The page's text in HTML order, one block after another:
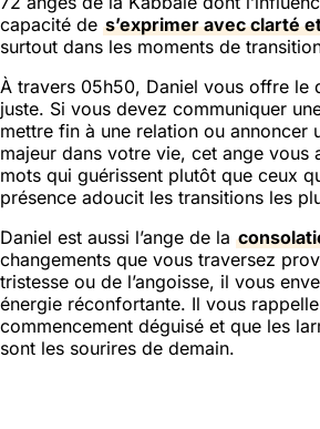
capacité de s’exprimer avec clarté
surtout dans les moments de
À travers 05h50, Daniel vous offre le
juste. Si vous devez communiquer
mettre fin à une relation ou annoncer
majeur dans votre vie, cet ange vous
mots qui guérissent plutôt que ceux
présence adoucit les transitions les
Daniel est aussi l’ange de la
changements que vous traversez
tristesse ou de l’angoisse, il vous
énergie réconfortante. Il vous
commencement déguisé et que les
sont les sourires de demain.